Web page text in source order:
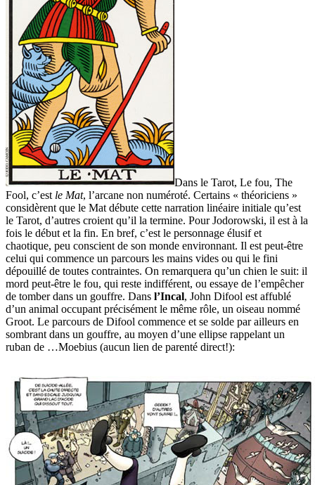
Dans le Tarot, Le fou, The
Fool, c’est le Mat, l’arcane non numéroté. Certains « théoriciens »
considèrent que le Mat débute cette narration linéaire initiale qu’est
le Tarot, d’autres croient qu’il la termine. Pour Jodorowski, il est à la
fois le début et la fin. En bref, c’est le personnage élusif et
chaotique, peu conscient de son monde environnant. Il est peut-être
celui qui commence un parcours les mains vides ou qui le fini
dépouillé de toutes contraintes. On remarquera qu’un chien le suit: il
mord peut-être le fou, qui reste indifférent, ou essaye de l’empêcher
de tomber dans un gouffre. Dans l’Incal, John Difool est affublé
d’un animal occupant précisément le même rôle, un oiseau nommé
Groot. Le parcours de Difool commence et se solde par ailleurs en
sombrant dans un gouffre, au moyen d’une ellipse rappelant un
ruban de …Moebius (aucun lien de parenté direct!):